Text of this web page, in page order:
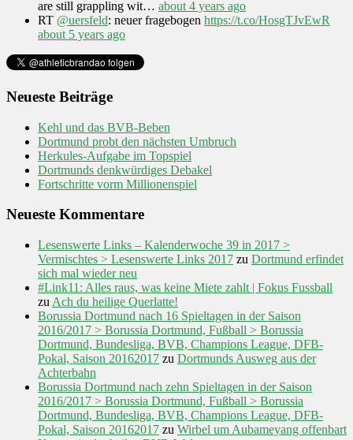
are still grappling wit… about 4 years ago
RT @uersfeld: neuer fragebogen https://t.co/HosgTJvEwR
about 5 years ago
Neueste Beiträge
Kehl und das BVB-Beben
Dortmund probt den nächsten Umbruch
Herkules-Aufgabe im Topspiel
Dortmunds denkwürdiges Debakel
Fortschritte vorm Millionenspiel
Neueste Kommentare
Lesenswerte Links – Kalenderwoche 39 in 2017 >
Vermischtes > Lesenswerte Links 2017 zu Dortmund erfindet
sich mal wieder neu
#Link11: Alles raus, was keine Miete zahlt | Fokus Fussball
zu Ach du heilige Querlatte!
Borussia Dortmund nach 16 Spieltagen in der Saison
2016/2017 > Borussia Dortmund, Fußball > Borussia
Dortmund, Bundesliga, BVB, Champions League, DFB-
Pokal, Saison 20162017 zu Dortmunds Ausweg aus der
Achterbahn
Borussia Dortmund nach zehn Spieltagen in der Saison
2016/2017 > Borussia Dortmund, Fußball > Borussia
Dortmund, Bundesliga, BVB, Champions League, DFB-
Pokal, Saison 20162017 zu Wirbel um Aubameyang offenbart